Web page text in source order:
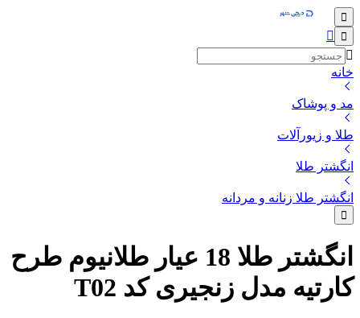
خانه
مد و پوشاک
طلا و زیورآلات
انگشتر طلا
انگشتر طلا زنانه و مردانه
انگشتر طلا 18 عیار طلانیوم طرح
کارتیه مدل زنجیری کد T02